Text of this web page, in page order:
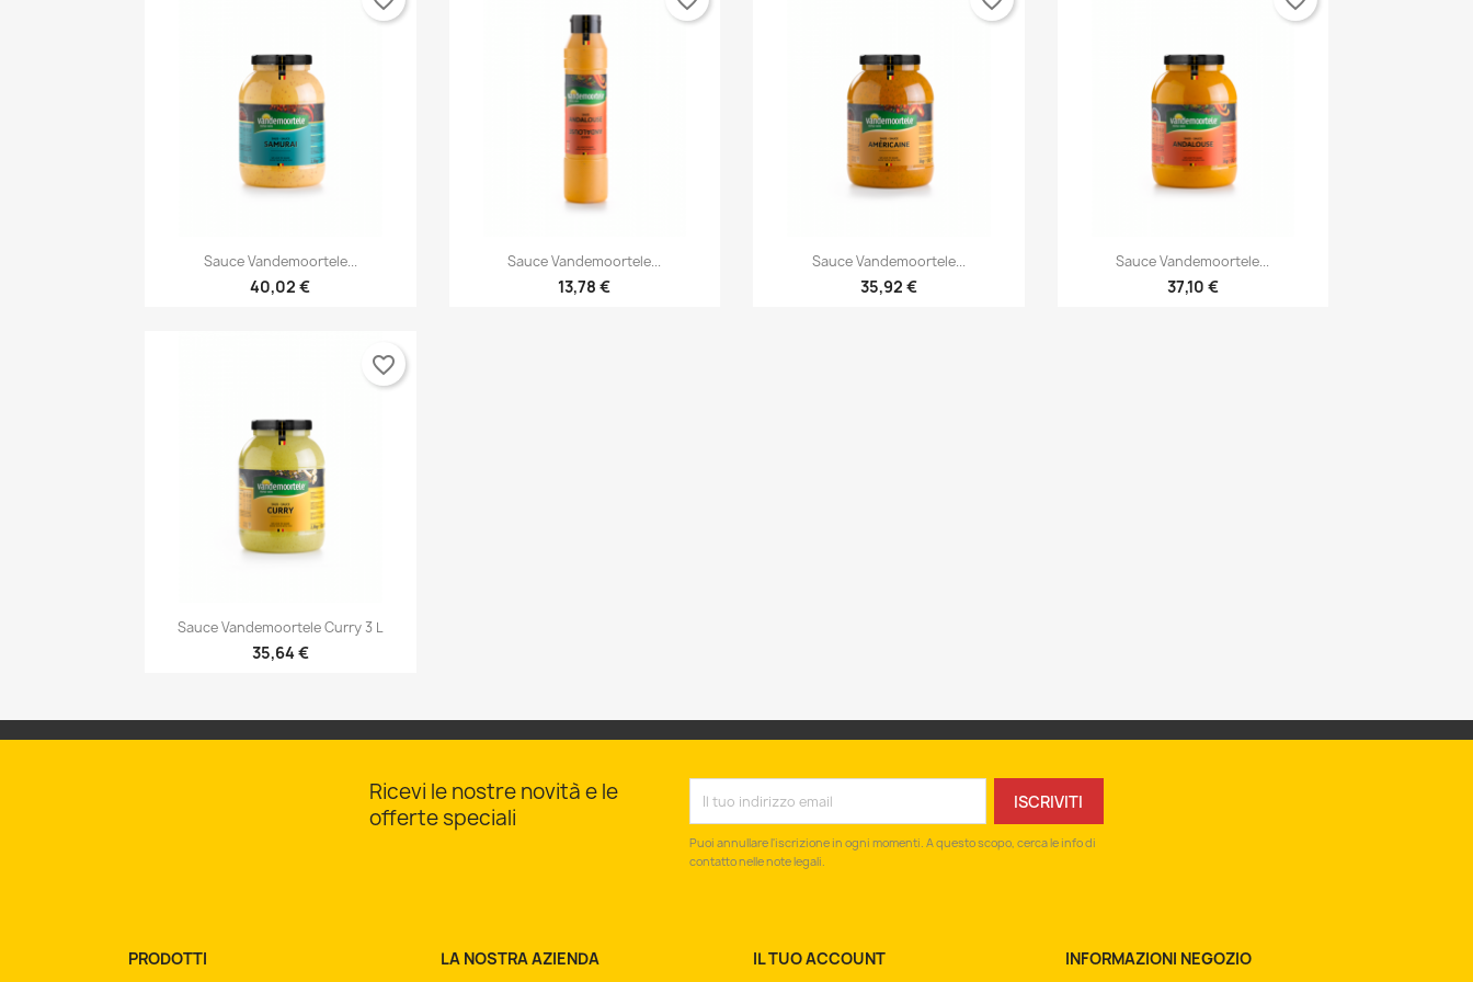
Anteprima
Sauce Vandemoortele...
40,02 €
Anteprima
Sauce Vandemoortele...
13,78 €
Anteprima
Sauce Vandemoortele...
35,92 €
Anteprima
Sauce Vandemoortele...
37,10 €
Anteprima
Sauce Vandemoortele Curry 3 L
35,64 €
favorite_border
Ricevi le nostre novità e le
offerte speciali
Puoi annullare l'iscrizione in ogni momenti. A questo scopo, cerca le info di
contatto nelle note legali.
PRODOTTI LA NOSTRA AZIENDA IL TUO ACCOUNT INFORMAZIONI NEGOZIO